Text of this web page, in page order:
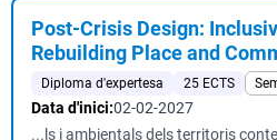
Post-Crisis Design:
Rebuilding Place and
Diploma d'expertesa 25 ECTS
Data d'inici:02-02-2027
...ls i ambientals dels territoris